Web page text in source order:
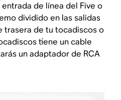
de línea del Five o
dividido en las salidas
trasera de tu tocadiscos o
tiene un cable
un adaptador de RCA